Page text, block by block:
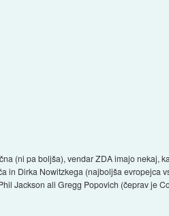
(ni pa boljša), vendar ZDA imajo nekaj,
in Dirka Nowitzkega (najboljša evropejca
Jackson ali Gregg Popovich (čeprav je